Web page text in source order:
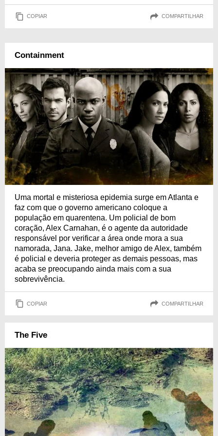
COPIAR COMPARTILHAR
Containment
Uma mortal e misteriosa epidemia surge em Atlanta e
faz com que o governo americano coloque a
população em quarentena. Um policial de bom
coração, Alex Carnahan, é o agente da autoridade
responsável por verificar a área onde mora a sua
namorada, Jana. Jake, melhor amigo de Alex, também
é policial e deveria proteger as demais pessoas, mas
acaba se preocupando ainda mais com a sua
sobrevivência.
COPIAR COMPARTILHAR
The Five